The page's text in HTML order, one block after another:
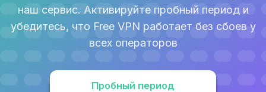
наш сервис. Активируйте пробный период и
убедитесь, что Free VPN работает без сбоев у
всех операторов
Пробный период